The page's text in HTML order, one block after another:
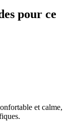
pour ce
et calme,